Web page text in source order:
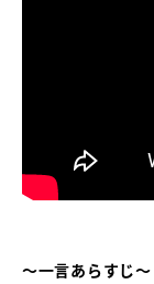
～一言あらすじ～